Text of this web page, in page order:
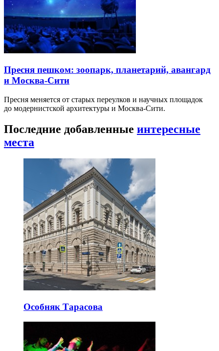
Пресня пешком: зоопарк, планетарий, авангард
и Москва-Сити
Пресня меняется от старых переулков и научных площадок
до модернистской архитектуры и Москва-Сити.
Последние добавленные интересные
места
Особняк Тарасова